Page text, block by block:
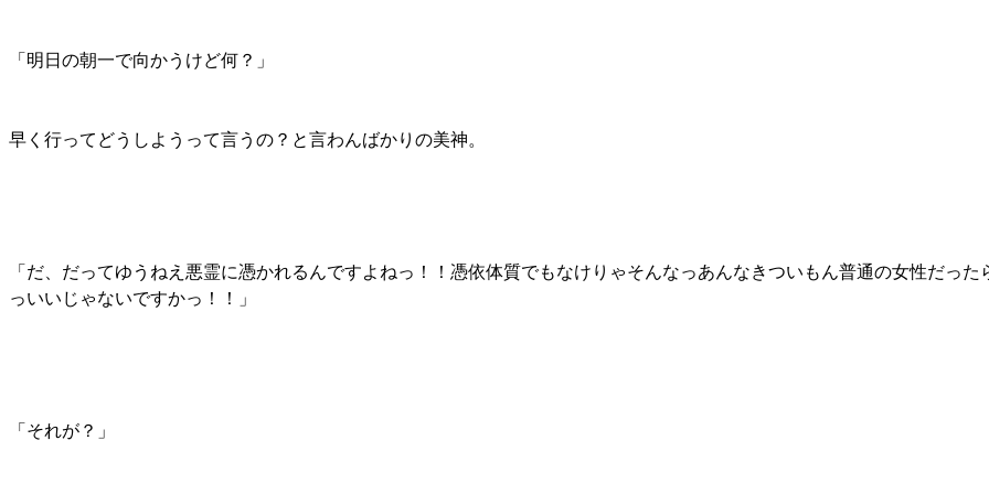
「明日の朝一で向かうけど何？」
早く行ってどうしようって言うの？と言わんばかりの美神。
「だ、だってゆうねえ悪霊に憑かれるんですよねっ！！憑依体質でもなけりゃそんなっあんなきついもん普通の女性だ
っいいじゃないですかっ！！」
「それが？」